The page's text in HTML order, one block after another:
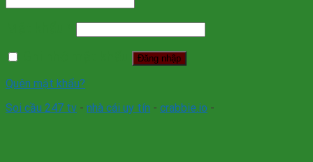
Đăng nhập
Quên mật khẩu?
Soi cầu 247 tv - nhà cái uy tín - crabbie.io -